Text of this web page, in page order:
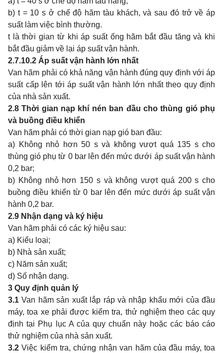
b) t = 10 s ở chế độ hãm tàu khách, và sau đó trở về áp
suất làm việc bình thường.
t là thời gian từ khi áp suất ống hãm bắt đầu tăng và khi
bắt đầu giảm về lại áp suất vận hành.
2.7.10.2 Áp suất vận hành lớn nhất
Van hãm phải có khả năng vận hành đúng quy định với áp
suất cấp lên tới áp suất vận hành lớn nhất theo quy định
của nhà sản xuất.
2.8 Thời gian nạp khí nén ban đầu cho thùng gió phụ
và buồng điều khiển
Van hãm phải có thời gian nạp gió ban đầu:
a) Không nhỏ hơn 50 s và không vượt quá 135 s cho
thùng gió phụ từ 0 bar lên đến mức dưới áp suất vận hành
0,2 bar;
b) Không nhỏ hơn 150 s và không vượt quá 200 s cho
buồng điều khiển từ 0 bar lên đến mức dưới áp suất vận
hành 0,2 bar.
2.9 Nhận dạng và ký hiệu
Van hãm phải có các ký hiệu sau:
a) Kiểu loại;
b) Nhà sản xuất;
c) Năm sản xuất;
d) Số nhận dạng.
3 Quy định quản lý
3.1 Van hãm sản xuất lắp ráp và nhập khẩu mới của đầu
máy, toa xe phải được kiểm tra, thử nghiệm theo các quy
định tại Phụ lục A của quy chuẩn này hoặc các báo cáo
thử nghiệm của nhà sản xuất.
3.2 Việc kiểm tra, chứng nhận van hãm của đầu máy, toa